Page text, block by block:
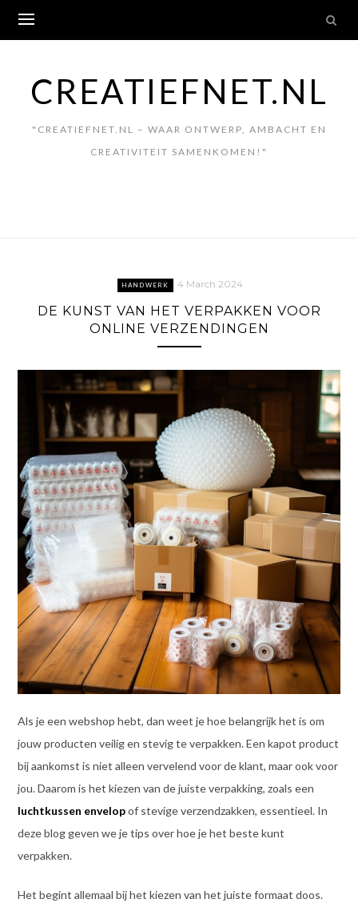
content
CREATIEFNET.NL
"CREATIEFNET.NL – WAAR ONTWERP, AMBACHT EN
CREATIVITEIT SAMENKOMEN!"
HANDWERK 4 March 2024
DE KUNST VAN HET VERPAKKEN VOOR
ONLINE VERZENDINGEN
Als je een webshop hebt, dan weet je hoe belangrijk het is om
jouw producten veilig en stevig te verpakken. Een kapot product
bij aankomst is niet alleen vervelend voor de klant, maar ook voor
jou. Daarom is het kiezen van de juiste verpakking, zoals een
luchtkussen envelopof stevige verzendzakken, essentieel. In
deze blog geven we je tips over hoe je het beste kunt
verpakken.
Het begint allemaal bij het kiezen van het juiste formaat doos.